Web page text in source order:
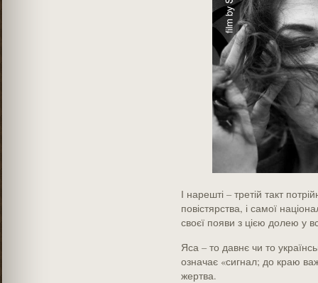
І нарешті – третій такт
повістярства, і самої
своєї появи з цією долею у
Яса – то давнє чи то
означає «сигнал; до краю
жертва.